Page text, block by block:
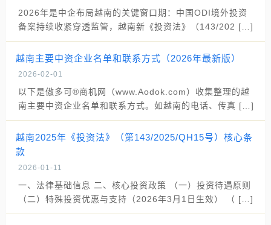
2026年是中企布局越南的关键窗口期：中国ODI境外投资
备案持续收紧穿透监管，越南新《投资法》（143/202 […]
越南主要中资企业名单和联系方式（2026年最新版）
2026-02-01
以下是傲多可®商机网（www.Aodok.com）收集整理的越
南主要中资企业名单和联系方式。如越南的电话、传真 […]
越南2025年《投资法》（第143/2025/QH15号）核心条
款
2026-01-11
一、法律基础信息 二、核心投资政策 （一）投资待遇原则
（二）特殊投资优惠与支持（2026年3月1日生效） （ […]